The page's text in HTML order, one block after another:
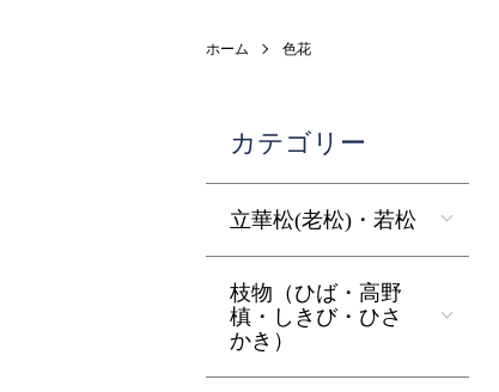
ホーム 色花
カテゴリー
立華松(老松)・若松
枝物（ひば・高野
槙・しきび・ひさ
かき）